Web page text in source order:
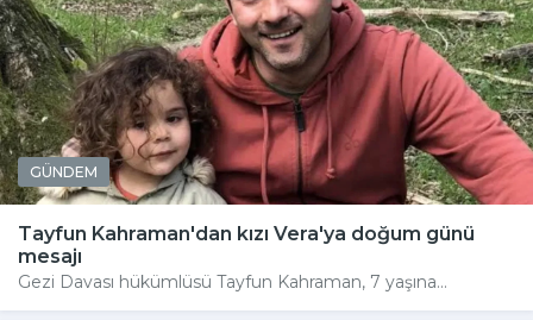
GÜNDEM
Tayfun Kahraman'dan kızı Vera'ya doğum günü
mesajı
Gezi Davası hükümlüsü Tayfun Kahraman, 7 yaşına...